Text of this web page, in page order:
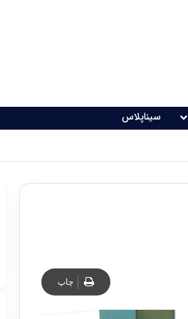
سیناپلاس
چاپ